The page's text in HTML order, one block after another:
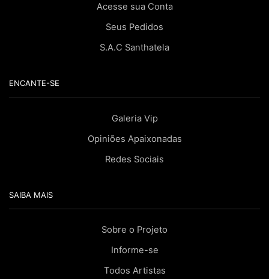
Acesse sua Conta
Seus Pedidos
S.A.C Santhatela
ENCANTE-SE
Galeria Vip
Opiniões Apaixonadas
Redes Sociais
SAIBA MAIS
Sobre o Projeto
Informe-se
Todos Artistas